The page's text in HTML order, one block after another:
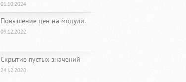
01.10.2024
Повышение цен на модули.
09.12.2022
Скрытие пустых значений
24.12.2020